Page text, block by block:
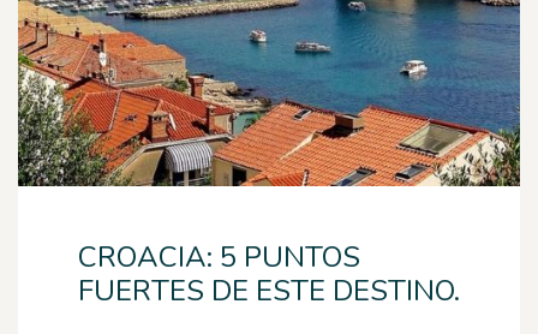
CROACIA: 5 PUNTOS
FUERTES DE ESTE DESTINO.